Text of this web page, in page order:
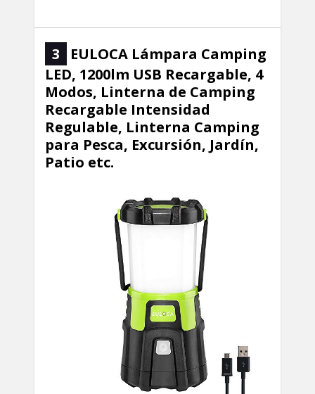
3
EULOCA Lámpara Camping
LED, 1200lm USB Recargable, 4
Modos, Linterna de Camping
Recargable Intensidad
Regulable, Linterna Camping
para Pesca, Excursión, Jardín,
Patio etc.